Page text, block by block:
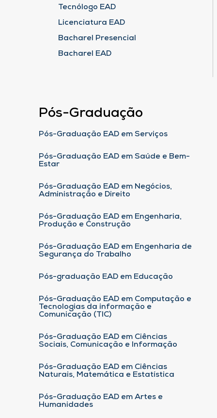
Tecnólogo EAD
Licenciatura EAD
Bacharel Presencial
Bacharel EAD
Pós-Graduação
Pós-Graduação EAD em Serviços
Pós-Graduação EAD em Saúde e Bem-
Estar
Pós-Graduação EAD em Negócios,
Administração e Direito
Pós-Graduação EAD em Engenharia,
Produção e Construção
Pós-Graduação EAD em Engenharia de
Segurança do Trabalho
Pós-graduação EAD em Educação
Pós-Graduação EAD em Computação e
Tecnologias da informação e
Comunicação (TIC)
Pós-Graduação EAD em Ciências
Sociais, Comunicação e Informação
Pós-Graduação EAD em Ciências
Naturais, Matemática e Estatística
Pós-Graduação EAD em Artes e
Humanidades